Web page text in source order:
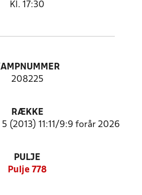
Kl. 17:30
208225
RÆKKE
5 (2013) 11:11/9:9 forår 2026
PULJE
Pulje 778